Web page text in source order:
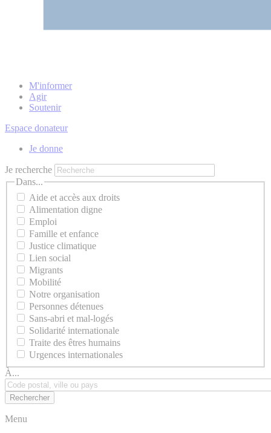
M'informer
Agir
Soutenir
Espace donateur
Je donne
Je recherche
Dans...
Aide et accès aux droits
Alimentation digne
Emploi
Famille et enfance
Justice climatique
Lien social
Migrants
Mobilité
Notre organisation
Personnes détenues
Sans-abri et mal-logés
Solidarité internationale
Traite des êtres humains
Urgences internationales
À...
Menu